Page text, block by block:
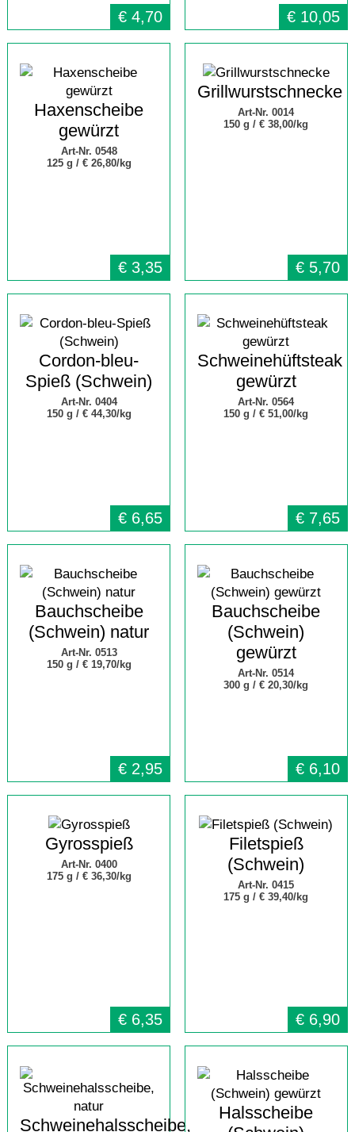
€ 4,70 € 10,05
Haxenscheibe
gewürzt
Art-Nr. 0548
125 g / € 26,80/kg
€ 3,35
Grillwurstschnecke
Art-Nr. 0014
150 g /€ 38,00/kg
€ 5,70
Cordon-bleu-
Spieß (Schwein)
Art-Nr. 0404
150 g / € 44,30/kg
€ 6,65
Schweinehüftsteak
gewürzt
Art-Nr. 0564
150 g /€ 51,00/kg
€ 7,65
Bauchscheibe
(Schwein) natur
Art-Nr. 0513
150 g / € 19,70/kg
€ 2,95
Bauchscheibe
(Schwein)
gewürzt
Art-Nr. 0514
300 g /€ 20,30/kg
€ 6,10
Gyrosspieß
Art-Nr. 0400
175 g / € 36,30/kg
€ 6,35
Filetspieß
(Schwein)
Art-Nr. 0415
175 g /€ 39,40/kg
€ 6,90
Schweinehalsscheibe,
Halsscheibe